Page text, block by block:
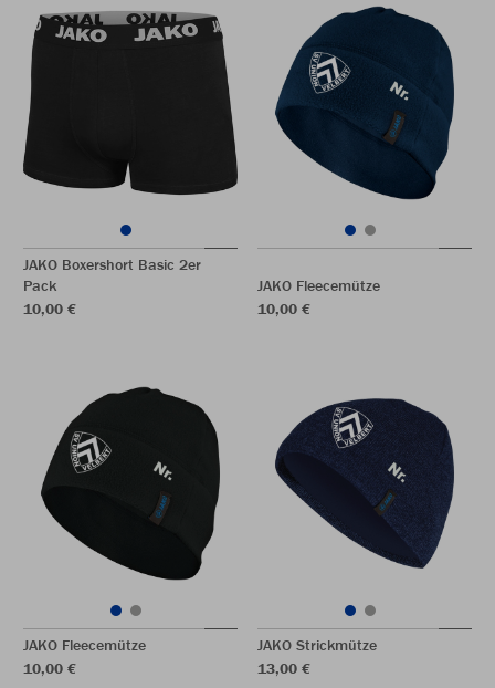
JAKO Boxershort Basic 2er
Pack
10,00 €
JAKO Fleecemütze
10,00 €
JAKO Fleecemütze
10,00 €
JAKO Strickmütze
13,00 €